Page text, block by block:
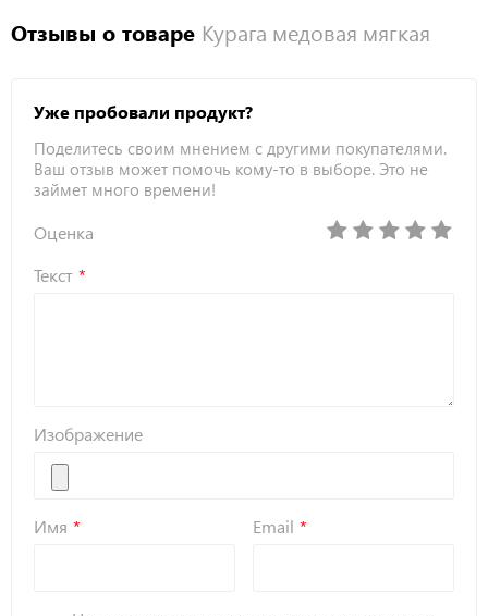
Отзывы о товаре Курага медовая мягкая
Уже пробовали продукт?
Поделитесь своим мнением с другими покупателями.
Ваш отзыв может помочь кому-то в выборе. Это не
займет много времени!
Оценка
Текст
Изображение
Имя Email